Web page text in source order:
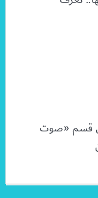
قسم «صوت